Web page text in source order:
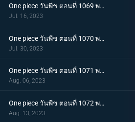
One piece วันพีช ตอนที่ 1069 พากย์ไทย ผู้ชนะมีเพียงหนึ่ง ลูฟี่ ปะทะ ไคโด
Jul. 16, 2023
One piece วันพีช ตอนที่ 1070 พากย์ไทย ลูฟี่พ่ายแพ้ การเตรียมใจของผู้ที่เหลืออยู่
Jul. 30, 2023
One piece วันพีช ตอนที่ 1071 พากย์ไทย ไปให้ถึงจุดสูงสุดของลูฟี่ เกียร์ฟิฟท์
Aug. 06, 2023
One piece วันพีช ตอนที่ 1072 พากย์ไทย พลังกวนประสาท เกียร์ฟิฟท์โลดแล่น
Aug. 13, 2023